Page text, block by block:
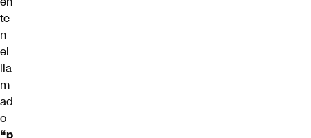
te
n
el
lla
m
ad
o
“p